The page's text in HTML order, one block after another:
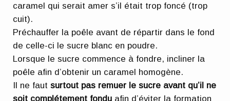
caramel qui serait amer s’il était trop foncé (trop
cuit).
Préchauffer la poêle avant de répartir dans le fond
de celle-ci le sucre blanc en poudre.
Lorsque le sucre commence à fondre, incliner la
poêle afin d’obtenir un caramel homogène.
Il ne fautsurtout pas remuer le sucre avant qu’il ne
soit complétement fondu afin d’éviter la formation